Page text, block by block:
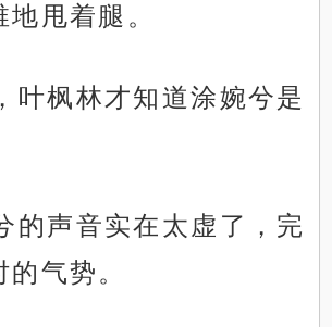
甩着腿。
叶枫林才知道涂婉兮是
的声音实在太虚了，完
气势。